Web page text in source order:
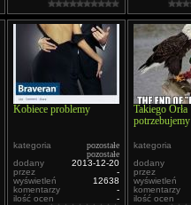
Kobiece problemy
kategoria
pozostałe
pozostałe
dodany
2013-12-20
przez
-
wyświetleń
12638
komentarzy
-
ilość ocen
-
Takiego Orła
potrzebujemy
kategoria
dodany
przez
wyświetleń
komentarzy
ilość ocen